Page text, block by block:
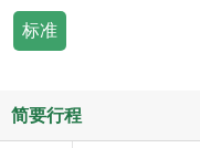
标准
简要行程